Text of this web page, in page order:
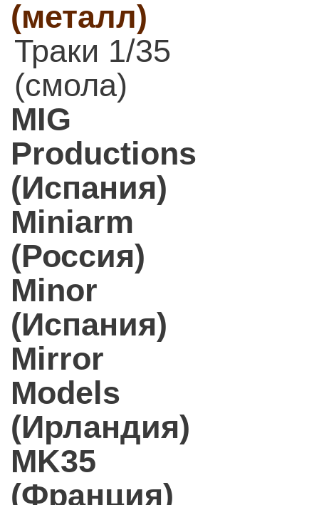
(металл)
Траки 1/35
(смола)
MIG
Productions
(Испания)
Miniarm
(Россия)
Minor
(Испания)
Mirror
Models
(Ирландия)
MK35
(Франция)